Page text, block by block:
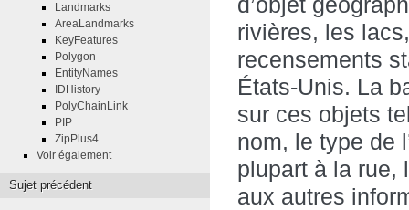
rivières, les
recensements
États-Unis. La
sur ces objets
nom, le type de
plupart à la rue,
aux autres
Landmarks
AreaLandmarks
KeyFeatures
Polygon
EntityNames
IDHistory
PolyChainLink
PIP
ZipPlus4
Voir également
Sujet précédent